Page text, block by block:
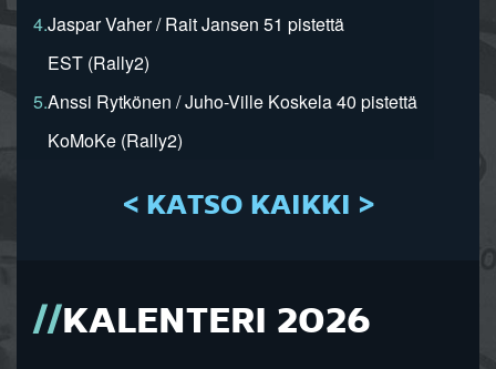
4.Jaspar Vaher / Rait Jansen 51 pistettä
EST (Rally2)
5.Anssi Rytkönen / Juho-Ville Koskela 40 pistettä
KoMoKe (Rally2)
< KATSO KAIKKI >
KALENTERI 2026